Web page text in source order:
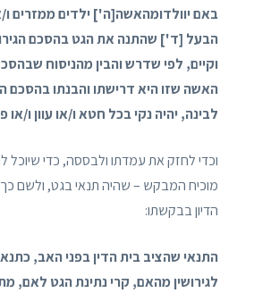
באם יוולדומהאשה[ה']ילדים ממזרים
הבעל [ד'] שהתנה את הגט בהסכם
וקיים, לפי שדרש והבין מהניסוח
האשה שזו היא דרישתו והבנתו בהסכם
לבינה, יהיה נקי בכל חטא ו/או עוון ו/
וכדי לחזק את עמדתו ולבססה, כדי שיוכל
מוכיח המבקש – שהיה תנאי בגט, ולשם
הדיון בבקשתו:
התנאי שהציב בית הדין בפני האב,